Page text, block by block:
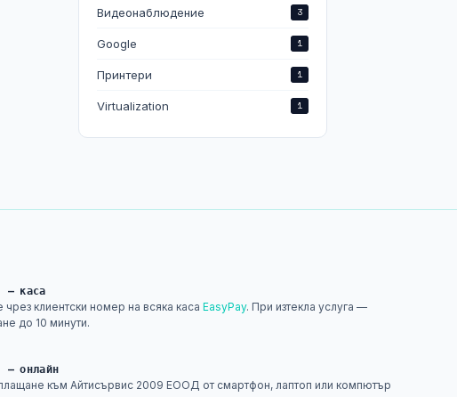
Видеонаблюдение 3
Google 1
Принтери 1
Virtualization 1
— каса
чрез клиентски номер на всяка касаEasyPay. При изтекла услуга —
до 10 минути.
— онлайн
към Айтисървис 2009 ЕООД от смартфон, лаптоп или компютър